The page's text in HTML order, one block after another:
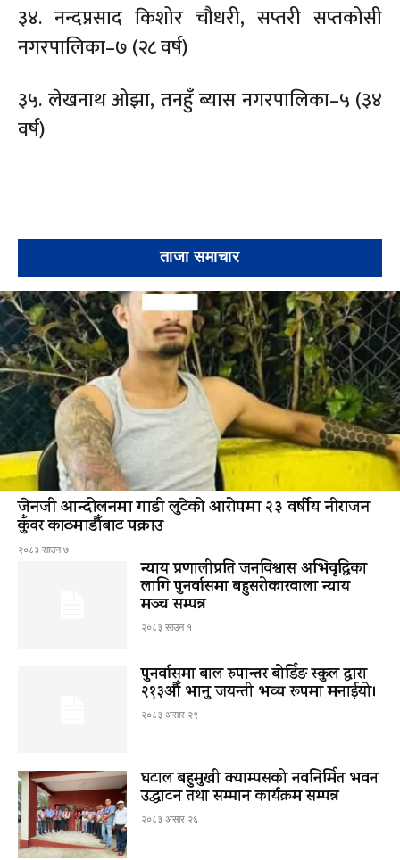
३४. नन्दप्रसाद किशोर चौधरी, सप्तरी सप्तकोसी
नगरपालिका–७ (२८ वर्ष)
३५. लेखनाथ ओझा, तनहुँ ब्यास नगरपालिका–५ (३४
वर्ष)
ताजा समाचार
जेनजी आन्दोलनमा गाडी लुटेको आरोपमा २३ वर्षीय नीराजन
कुँवर काठमाडौँबाट पक्राउ
२०८३ साउन ७
न्याय प्रणालीप्रति जनविश्वास अभिवृद्धिका
लागि पुनर्वासमा बहुसरोकारवाला न्याय
मञ्च सम्पन्न
२०८३ साउन १
पुनर्वासमा बाल रुपान्तर बोर्डिङ स्कुल द्धारा
२१३औँ भानु जयन्ती भव्य रूपमा मनाईयो।
२०८३ असार २९
घटाल बहुमुखी क्याम्पसको नवनिर्मित भवन
उद्घाटन तथा सम्मान कार्यक्रम सम्पन्न
२०८३ असार २६